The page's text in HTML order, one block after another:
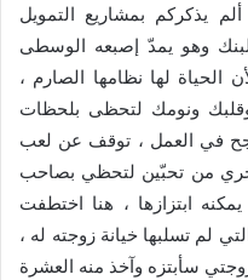
يذكركم بمشاريع التمويل
وهو يمدّ إصبعه الوسطى
الحياة لها نظامها الصارم ،
ونومك لتحظى بلحظات
في العمل ، توقف عن لعب
من تحبّين لتحظي بصاحب
ابتزازها ، هنا اختطفت
لم تسلبها خيانة زوجته له ،
سأبتزه وآخذ منه العشرة